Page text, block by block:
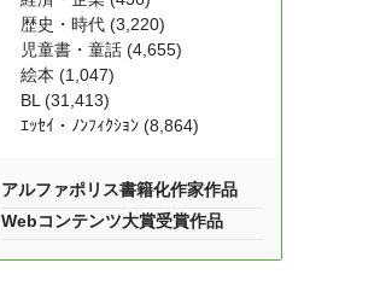
歴史・時代 (3,220)
児童書・童話 (4,655)
絵本 (1,047)
BL (31,413)
ｴｯｾｲ・ﾉﾝﾌｨｸｼｮﾝ (8,864)
アルファポリス書籍化作家作品
Webコンテンツ大賞受賞作品